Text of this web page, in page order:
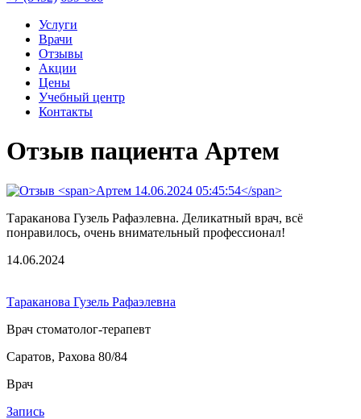
Услуги
Врачи
Отзывы
Акции
Цены
Учебный центр
Контакты
Отзыв пациента Артем
Тараканова Гузель Рафаэлевна. Деликатный врач, всё
понравилось, очень внимательный профессионал!
14.06.2024
Тараканова Гузель Рафаэлевна
Врач стоматолог-терапевт
Саратов, Рахова 80/84
Врач
Запись